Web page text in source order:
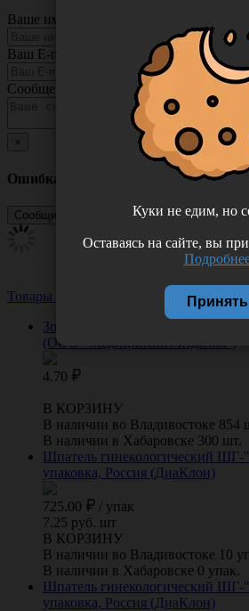
Ваше имя
Ваш E-mail
Сообщение
×
Ошибка
Товары из этой категории
Посмотреть
Зонд медицинский тип B1
(ООО "Медицинские изделия")
4.70
В КОРЗИНУ
В наличии во Владивостоке 854
В наличии в Хабаровске 300 шт.
Шпатель гинекологический
упаковка, Россия (ДиаКлон)
725.00 / упак
7.25 руб. шт
В КОРЗИНУ
В наличии во Владивостоке 10
В наличии в Хабаровске 0 упак.
Шпатель гинекологический
упаковка, Россия (ДиаКлон)
Куки не едим, но
Оставаясь на сайте, вы
Принять